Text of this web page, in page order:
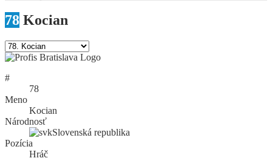
78 Kocian
#
78
Meno
Kocian
Národnosť
Slovenská republika
Pozícia
Hráč